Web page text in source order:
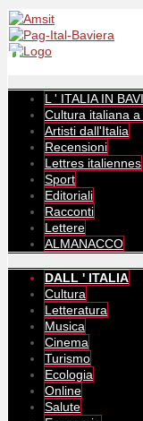
L ' ITALIA IN
Cultura italiana
Artisti dall'Italia
Recensioni
Lettres italiennes
Sport
Editoriali
Racconti
Lettere
ALMANACCO
DALL ' ITALIA
Cultura
Letteratura
Musica
Cinema
Turismo
Ecologia
Online
Salute